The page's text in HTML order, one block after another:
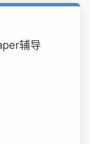
辅导